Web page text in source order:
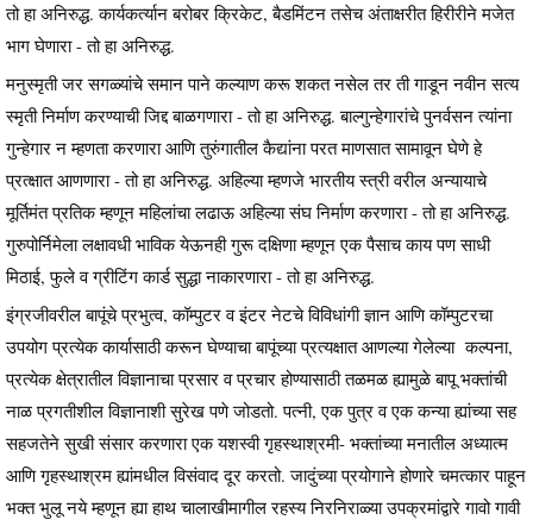
तो हा अनिरुद्ध. कार्यकर्त्यान बरोबर क्रिकेट, बैडमिंटन तसेच अंताक्षरीत हिरीरीने मजेत
भाग घेणारा - तो हा अनिरुद्ध.
मनुस्मृती जर सगळ्यांचे समान पाने कल्याण करू शकत नसेल तर ती गाडून नवीन सत्य
स्मृती निर्माण करण्याची जिद्द बाळगणारा - तो हा अनिरुद्ध. बाल्गुन्हेगारांचे पुनर्वसन त्यांना
गुन्हेगार न म्हणता करणारा आणि तुरुंगातील कैद्यांना परत माणसात सामावून घेणे हे
प्रत्क्षात आणणारा - तो हा अनिरुद्ध. अहिल्या म्हणजे भारतीय स्त्री वरील अन्यायाचे
मूर्तिमंत प्रतिक म्हणून महिलांचा लढाऊ अहिल्या संघ निर्माण करणारा - तो हा अनिरुद्ध.
गुरुपोर्निमेला लक्षावधी भाविक येऊनही गुरू दक्षिणा म्हणून एक पैसाच काय पण साधी
मिठाई, फुले व ग्रीटिंग कार्ड सुद्धा नाकारणारा - तो हा अनिरुद्ध.
इंग्रजीवरील बापूंचे प्रभुत्व, कॉम्पुटर व इंटर नेटचे विविधांगी ज्ञान आणि कॉम्पुटरचा
उपयोग प्रत्येक कार्यासाठी करून घेण्याचा बापूंच्या प्रत्यक्षात आणल्या गेलेल्या कल्पना,
प्रत्येक क्षेत्रातील विज्ञानाचा प्रसार व प्रचार होण्यासाठी तळमळ ह्यामुळे बापू भक्तांची
नाळ प्रगतीशील विज्ञानाशी सुरेख पणे जोडतो. पत्नी, एक पुत्र व एक कन्या ह्यांच्या सह
सहजतेने सुखी संसार करणारा एक यशस्वी गृहस्थाश्रमी- भक्तांच्या मनातील अध्यात्म
आणि गृहस्थाश्रम ह्यांमधील विसंवाद दूर करतो. जादुंच्या प्रयोगाने होणारे चमत्कार पाहून
भक्त भुलू नये म्हणून ह्या हाथ चालाखीमागील रहस्य निरनिराळ्या उपक्रमांद्वारे गावो गावी